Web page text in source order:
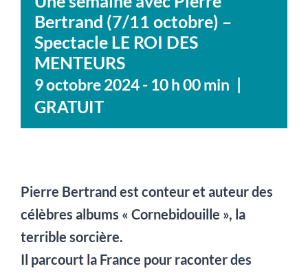
Bertrand (7/11 octobre) –
Spectacle LE ROI DES
MENTEURS
9 octobre 2024 - 10 h 00 min |
GRATUIT
Pierre Bertrand est conteur et auteur des
célèbres albums « Cornebidouille », la
terrible sorcière.
Il parcourt la France pour raconter des